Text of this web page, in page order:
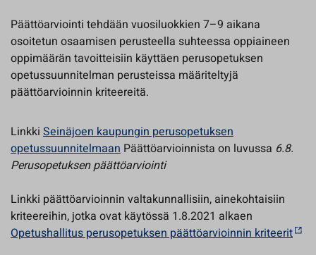
Päättöarviointi tehdään vuosiluokkien 7–9 aikana
osoitetun osaamisen perusteella suhteessa oppiaineen
oppimäärän tavoitteisiin käyttäen perusopetuksen
opetussuunnitelman perusteissa määriteltyjä
päättöarvioinnin kriteereitä.
Linkki Seinäjoen kaupungin perusopetuksen
opetussuunnitelmaan Päättöarvioinnista on luvussa 6.8.
Perusopetuksen päättöarviointi
Linkki päättöarvioinnin valtakunnallisiin, ainekohtaisiin
kriteereihin, jotka ovat käytössä 1.8.2021 alkaen
Opetushallitus perusopetuksen päättöarvioinnin kriteerit